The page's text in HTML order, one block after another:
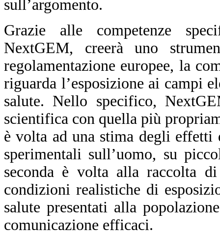
sull’argomento.
Grazie alle competenze
NextGEM, creerà uno
regolamentazione europee, la
riguarda l’esposizione ai campi
salute. Nello specifico,
scientifica con quella più
è volta ad una stima degli effetti
sperimentali sull’uomo, su
seconda è volta alla raccolta
condizioni realistiche di
salute presentati alla
comunicazione efficaci.